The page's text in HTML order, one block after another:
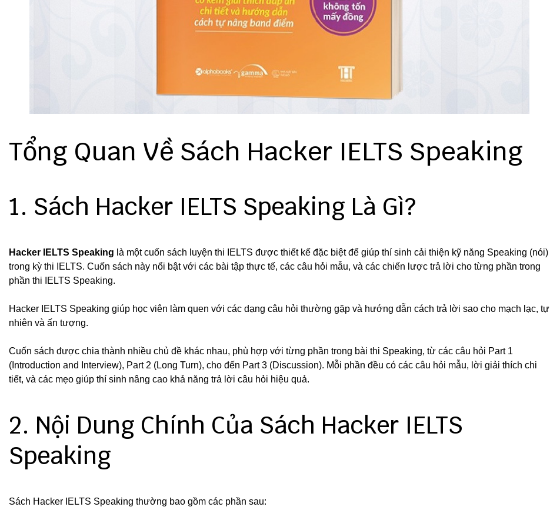
Tổng Quan Về Sách Hacker IELTS Speaking
1. Sách Hacker IELTS Speaking Là Gì?
Hacker IELTS Speaking là một cuốn sách luyện thi IELTS được thiết kế đặc biệt để giúp thí sinh cải thiện kỹ năng Speaking (nói)
trong kỳ thi IELTS. Cuốn sách này nổi bật với các bài tập thực tế, các câu hỏi mẫu, và các chiến lược trả lời cho từng phần trong
phần thi IELTS Speaking.
Hacker IELTS Speaking giúp học viên làm quen với các dạng câu hỏi thường gặp và hướng dẫn cách trả lời sao cho mạch lạc, tự
nhiên và ấn tượng.
Cuốn sách được chia thành nhiều chủ đề khác nhau, phù hợp với từng phần trong bài thi Speaking, từ các câu hỏi Part 1
(Introduction and Interview), Part 2 (Long Turn), cho đến Part 3 (Discussion). Mỗi phần đều có các câu hỏi mẫu, lời giải thích chi
tiết, và các mẹo giúp thí sinh nâng cao khả năng trả lời câu hỏi hiệu quả.
2. Nội Dung Chính Của Sách Hacker IELTS
Speaking
Sách Hacker IELTS Speaking thường bao gồm các phần sau: